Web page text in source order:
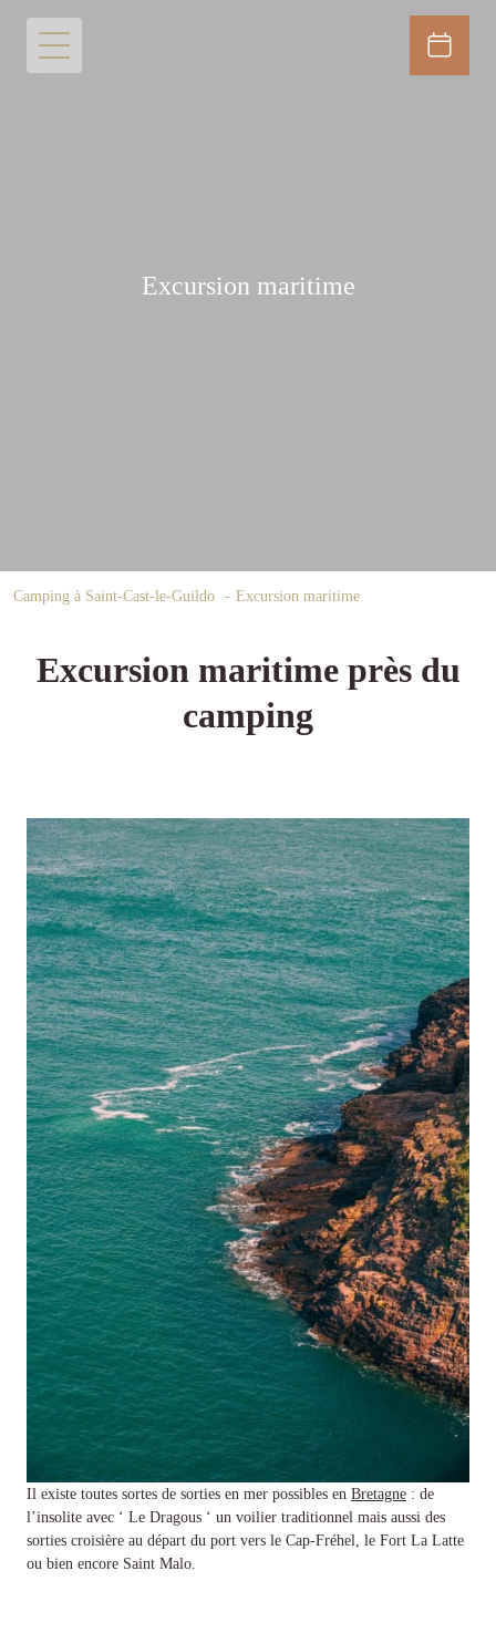
Excursion maritime
Camping à Saint-Cast-le-Guildo Excursion maritime
Excursion maritime près du
camping
Il existe toutes sortes de sorties en mer possibles en Bretagne : de
l’insolite avec ‘ Le Dragous ‘ un voilier traditionnel mais aussi des
sorties croisière au départ du port vers le Cap-Fréhel, le Fort La Latte
ou bien encore Saint Malo.